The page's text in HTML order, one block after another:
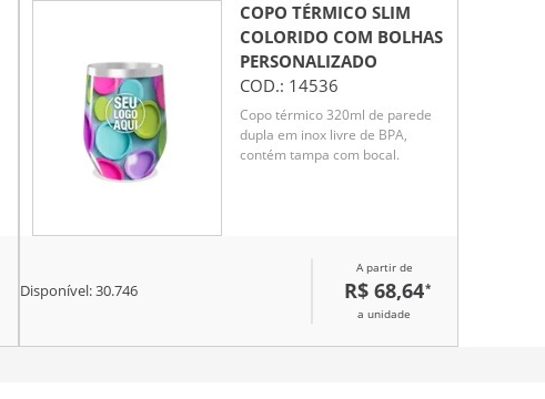
COPO TÉRMICO SLIM
COLORIDO COM BOLHAS
PERSONALIZADO
COD.: 14536
Copo térmico 320ml de parede
dupla em inox livre de BPA,
contém tampa com bocal.
Disponível:30.746
A partir de
R$ 68,64*
a unidade